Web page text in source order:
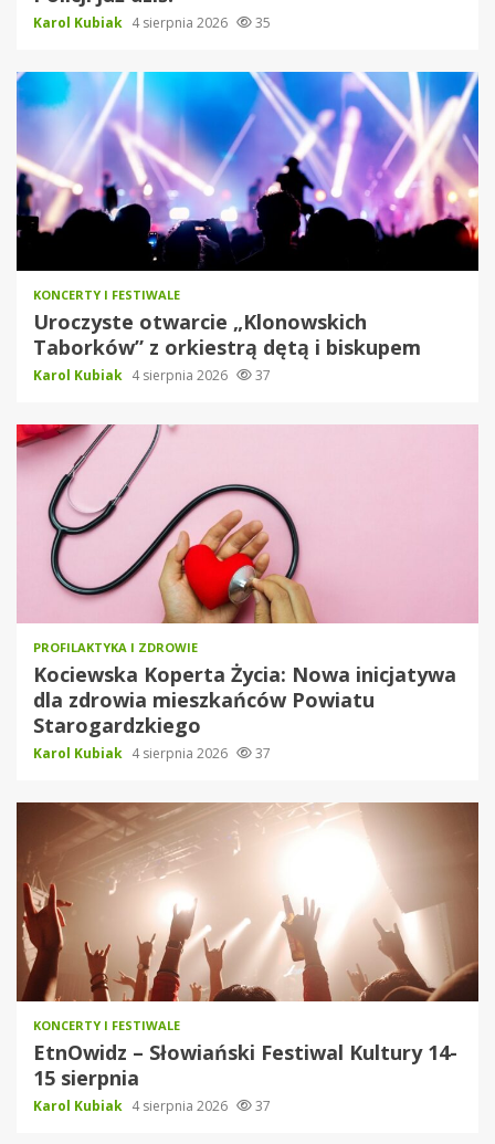
Karol Kubiak 4 sierpnia 2026 35
KONCERTY I FESTIWALE
Uroczyste otwarcie „Klonowskich
Taborków” z orkiestrą dętą i biskupem
Karol Kubiak 4 sierpnia 2026 37
PROFILAKTYKA I ZDROWIE
Kociewska Koperta Życia: Nowa inicjatywa
dla zdrowia mieszkańców Powiatu
Starogardzkiego
Karol Kubiak 4 sierpnia 2026 37
KONCERTY I FESTIWALE
EtnOwidz – Słowiański Festiwal Kultury 14-
15 sierpnia
Karol Kubiak 4 sierpnia 2026 37